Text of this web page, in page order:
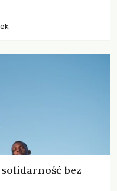
bez